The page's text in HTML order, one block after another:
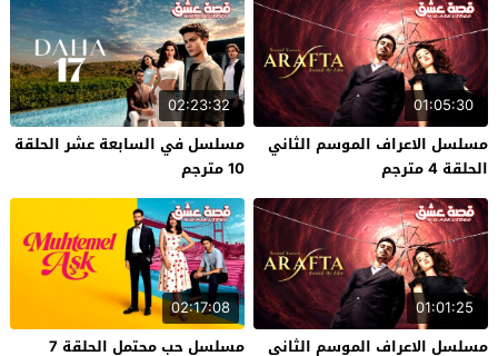
01:05:30
مسلسل الاعراف الموسم الثاني
الحلقة 4 مترجم
02:23:32
مسلسل في السابعة عشر الحلقة
10 مترجم
01:01:25
مسلسل الاعراف الموسم الثاني
02:17:08
مسلسل حب محتمل الحلقة 7